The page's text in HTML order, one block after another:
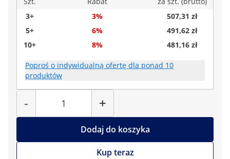
3+
3%
507,31 zł
5+
6%
491,62 zł
10+
8% 481,16 zł
Poproś o indywidualną ofertę dla ponad 10
produktów
-
Liczba
+
Dodaj do koszyka
Kup teraz